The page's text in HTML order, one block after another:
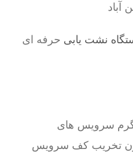
نشت یابی حرفه ای
سرویس های
تخریب کف سرویس